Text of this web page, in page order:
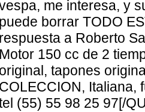
me interesa, y
puede borrar TODO
respuesta a Roberto
Motor 150 cc de 2
original, tapones
COLECCION, Italiana,
(55) 55 98 25 97[/